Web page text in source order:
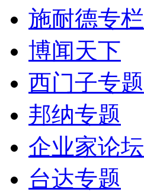
施耐德专栏
博闻天下
西门子专题
邦纳专题
企业家论坛
台达专题